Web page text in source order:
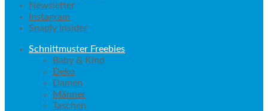
Newsletter
Instagram
Snaply Insider
Schnittmuster Freebies
Baby & Kind
Deko
Damen
Männer
Taschen